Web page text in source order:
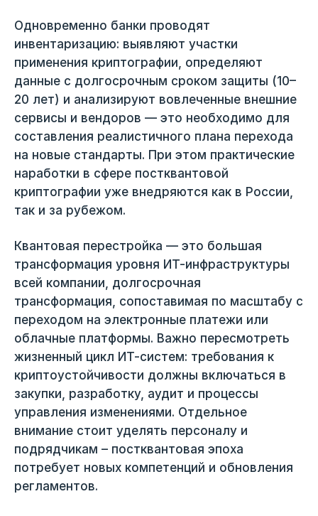
Одновременно банки проводят
инвентаризацию: выявляют участки
применения криптографии, определяют
данные с долгосрочным сроком защиты (10–
20 лет) и анализируют вовлеченные внешние
сервисы и вендоров — это необходимо для
составления реалистичного плана перехода
на новые стандарты. При этом практические
наработки в сфере постквантовой
криптографии уже внедряются как в России,
так и за рубежом.
Квантовая перестройка — это большая
трансформация уровня ИТ-инфраструктуры
всей компании, долгосрочная
трансформация, сопоставимая по масштабу с
переходом на электронные платежи или
облачные платформы. Важно пересмотреть
жизненный цикл ИТ-систем: требования к
криптоустойчивости должны включаться в
закупки, разработку, аудит и процессы
управления изменениями. Отдельное
внимание стоит уделять персоналу и
подрядчикам – постквантовая эпоха
потребует новых компетенций и обновления
регламентов.